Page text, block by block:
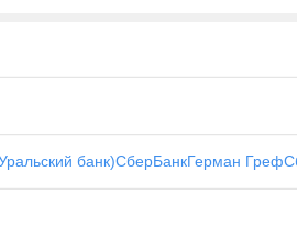
банк)СберБанкГерман Греф